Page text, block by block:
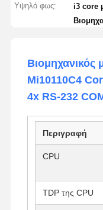
Υψηλό φως: i3 core
Βιομηχανικός
Mi10110C4
4x RS-232
Περιγραφή
CPU
TDP της CPU